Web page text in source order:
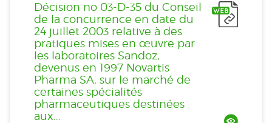
Décision no 03-D-35 du Conseil
de la concurrence en date du
24 juillet 2003 relative à des
pratiques mises en œuvre par
les laboratoires Sandoz,
devenus en 1997 Novartis
Pharma SA, sur le marché de
certaines spécialités
pharmaceutiques destinées
aux...